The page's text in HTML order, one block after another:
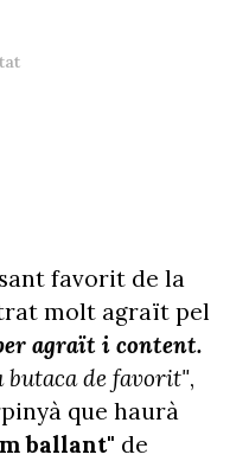
favorit de la
molt agraït pel
agraït i content.
butaca de favorit",
que haurà
ballant" de